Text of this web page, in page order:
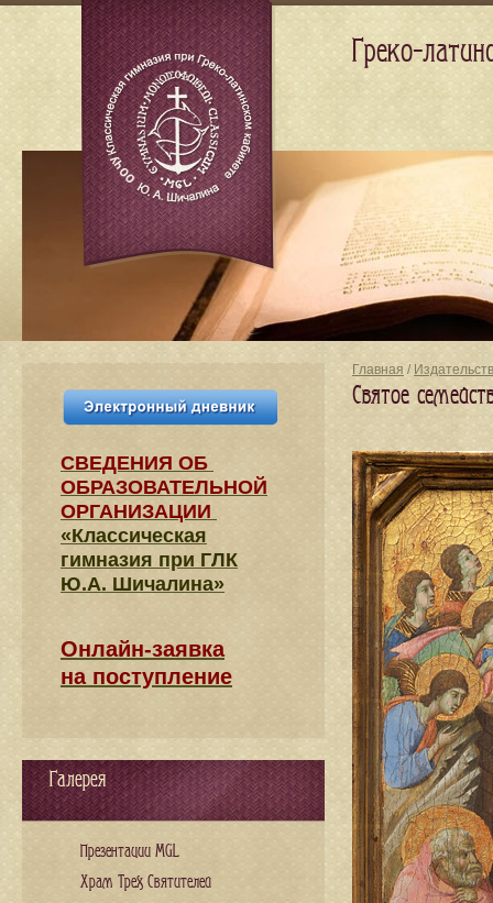
Главная /
Святое
СВЕДЕНИЯ​ ОБ
ОБРАЗОВАТЕЛЬНОЙ
ОРГАНИЗАЦИИ
«Классическая
гимназия при ГЛК
Ю.А. Шичалина»
Онлайн-заявка
на поступление
Галерея
Презентации MGL
Храм Трех Святителей
Греко-